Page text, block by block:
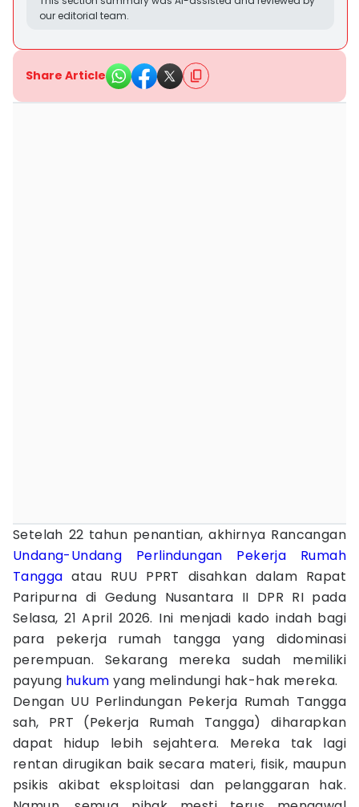
our editorial team.
Share Article
Setelah 22 tahun penantian, akhirnya Rancangan
Undang-Undang
Perlindungan
Pekerja Rumah
Tangga atau RUU PPRT disahkan dalam Rapat
Paripurna di Gedung Nusantara II DPR RI pada
Selasa, 21 April 2026. Ini menjadi kado indah bagi
para pekerja rumah tangga yang didominasi
perempuan. Sekarang mereka sudah memiliki
payung hukum yang melindungi hak-hak mereka.
Dengan UU Perlindungan Pekerja Rumah Tangga
sah, PRT (Pekerja Rumah Tangga) diharapkan
dapat hidup lebih sejahtera. Mereka tak lagi
rentan dirugikan baik secara materi, fisik, maupun
psikis akibat eksploitasi dan pelanggaran hak.